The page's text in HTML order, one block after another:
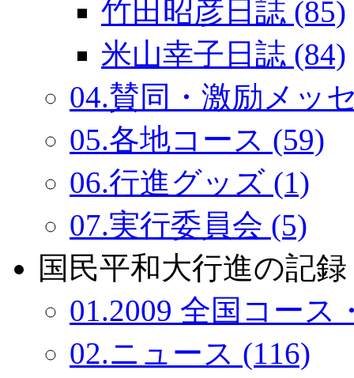
竹田昭彦日誌 (85)
米山幸子日誌 (84)
04.賛同・激励メッ
05.各地コース (59)
06.行進グッズ (1)
07.実行委員会 (5)
国民平和大行進の記録
01.2009 全国コース
02.ニュース (116)